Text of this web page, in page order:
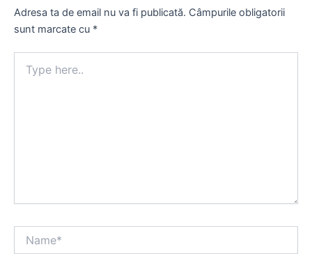
Adresa ta de email nu va fi publicată. Câmpurile obligatorii
sunt marcate cu *
here..